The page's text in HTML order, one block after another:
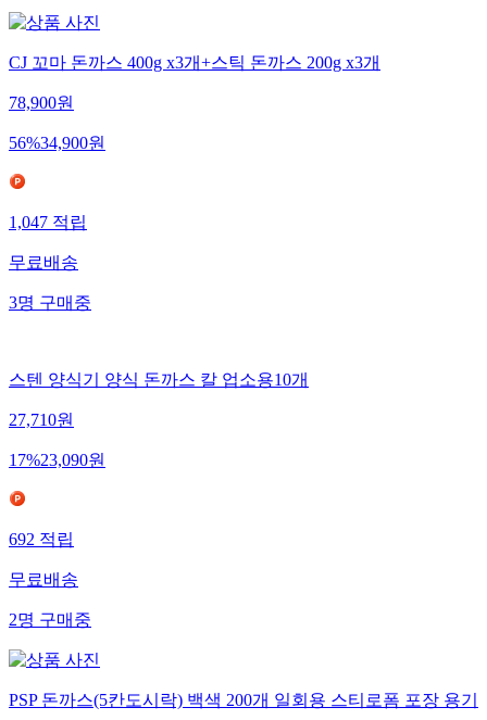
CJ 꼬마 돈까스 400g x3개+스틱 돈까스 200g x3개
78,900원
56%34,900원
1,047적립
무료배송
3명구매중
스텐 양식기 양식 돈까스 칼 업소용10개
27,710원
17%23,090원
692적립
무료배송
2명구매중
PSP 돈까스(5칸도시락) 백색 200개 일회용 스티로폼 포장 용기